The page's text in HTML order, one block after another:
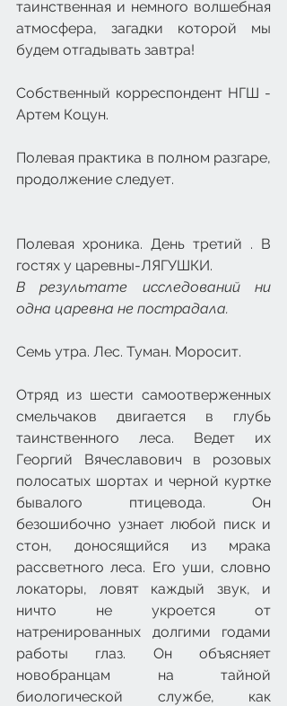
таинственная и немного волшебная
атмосфера, загадки которой мы
будем отгадывать завтра!
Собственный корреспондент НГШ -
Артем Коцун.
Полевая практика в полном разгаре,
продолжение следует.
Полевая хроника. День третий . В
гостях у царевны-ЛЯГУШКИ.
В результате исследований ни
одна царевна не пострадала.
Семь утра. Лес. Туман. Моросит.
Отряд из шести самоотверженных
смельчаков двигается в глубь
таинственного леса. Ведет их
Георгий Вячеславович в розовых
полосатых шортах и черной куртке
бывалого птицевода. Он
безошибочно узнает любой писк и
стон, доносящийся из мрака
рассветного леса. Его уши, словно
локаторы, ловят каждый звук, и
ничто не укроется от
натренированных долгими годами
работы глаз. Он объясняет
новобранцам на тайной
биологической службе, как